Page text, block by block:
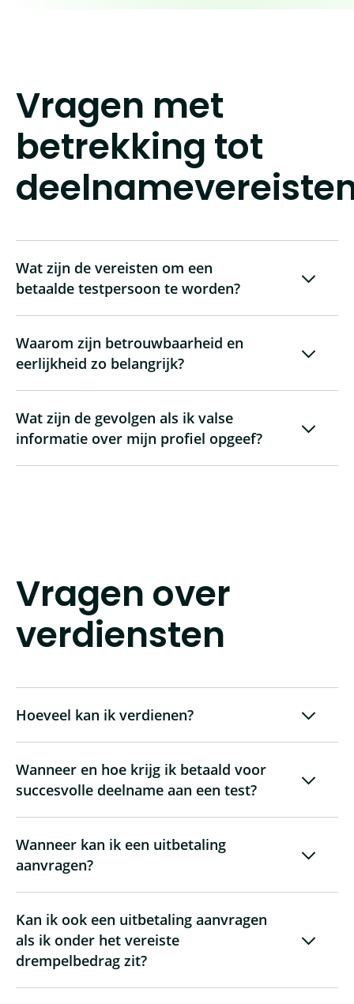
Vragen met
betrekking tot
Wat zijn de vereisten om een
betaalde testpersoon te worden?
Waarom zijn betrouwbaarheid en
eerlijkheid zo belangrijk?
Wat zijn de gevolgen als ik valse
informatie over mijn profiel opgeef?
Vragen over
verdiensten
Hoeveel kan ik verdienen?
Wanneer en hoe krijg ik betaald voor
succesvolle deelname aan een test?
Wanneer kan ik een uitbetaling
aanvragen?
Kan ik ook een uitbetaling aanvragen
als ik onder het vereiste
drempelbedrag zit?